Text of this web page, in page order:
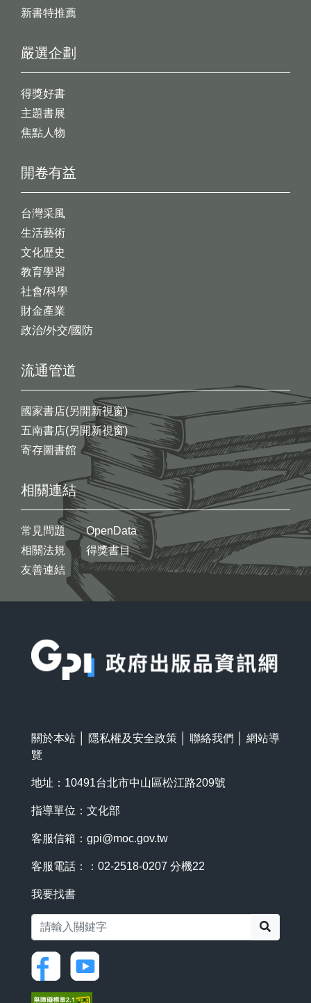
新書特推薦
開卷有益
台灣采風
生活藝術
文化歷史
教育學習
社會/科學
財金產業
政治/外交/國防
嚴選企劃
得獎好書
主題書展
焦點人物
流通管道
國家書店(另開新視窗)
五南書店(另開新視窗)
寄存圖書館
相關連結
常見問題
相關法規
友善連結
OpenData
得獎書目
關於本站 隱私權及安全政策 聯絡我們
網站導
覽
地址：10491台北市中山區松江路209號
指導單位：文化部
客服信箱： gpi@moc.gov.tw
客服電話：：02-2518-0207 分機22
我要找書